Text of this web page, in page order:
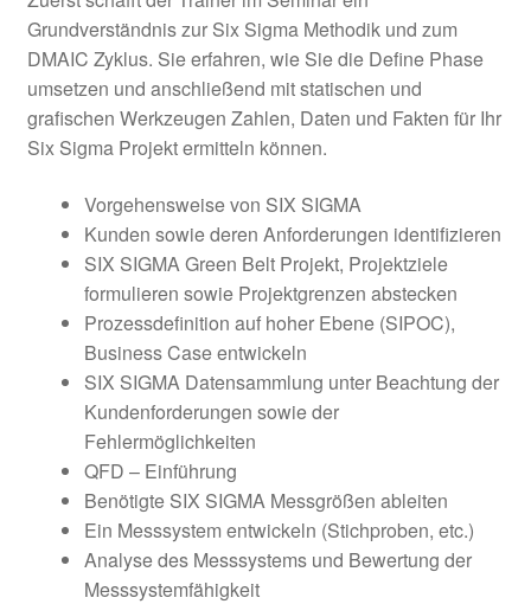
Grundverständnis zur Six Sigma Methodik und zum
DMAIC Zyklus. Sie erfahren, wie Sie die Define Phase
umsetzen und anschließend mit statischen und
grafischen Werkzeugen Zahlen, Daten und Fakten für Ihr
Six Sigma Projekt ermitteln können.
Vorgehensweise von SIX SIGMA
Kunden sowie deren Anforderungen identifizieren
SIX SIGMA Green Belt Projekt, Projektziele
formulieren sowie Projektgrenzen abstecken
Prozessdefinition auf hoher Ebene (SIPOC),
Business Case entwickeln
SIX SIGMA Datensammlung unter Beachtung der
Kundenforderungen sowie der
Fehlermöglichkeiten
QFD – Einführung
Benötigte SIX SIGMA Messgrößen ableiten
Ein Messsystem entwickeln (Stichproben, etc.)
Analyse des Messsystems und Bewertung der
Messsystemfähigkeit